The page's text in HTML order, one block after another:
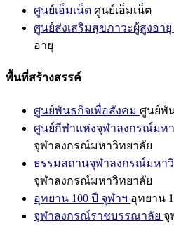
ศูนย์เอ็มเน็ต ศูนย์เอ็มเน็ต
ศูนย์ส่งเสริมสุขภาวะผู้สูงอายุ
อายุ
พื้นที่สร้างสรรค์
ศูนย์พันธกิจเพื่อสังคม ศูนย์พั
ศูนย์กีฬาแห่งจุฬาลงกรณ์มห
จุฬาลงกรณ์มหาวิทยาลัย
ธรรมสถานจุฬาลงกรณ์มหา
จุฬาลงกรณ์มหาวิทยาลัย
อุทยาน 100 ปี จุฬาฯ อุทยาน
จุฬาลงกรณ์ราชบรรณาลัย จุ